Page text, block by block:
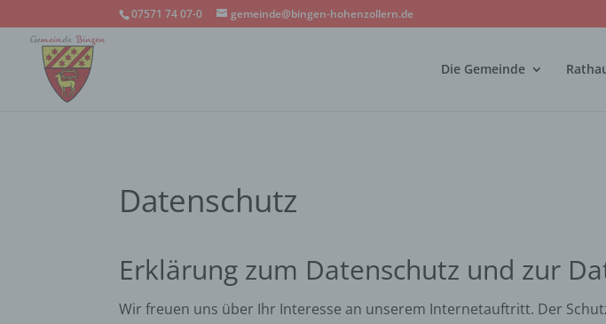
07571 74 07-0 gemeinde@bingen-hohenzollern.de
Die Gemeinde
Datenschutz
Erklärung zum Datenschutz und zur
Wir freuen uns über Ihr Interesse an unserem Internetauftritt. Der